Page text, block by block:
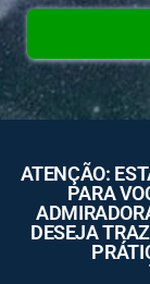
ATENÇÃO:
PARA
DESEJA